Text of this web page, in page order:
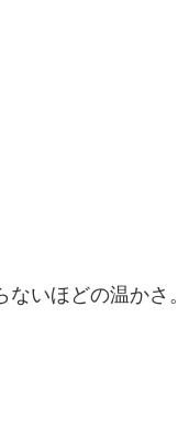
いほどの温かさ。